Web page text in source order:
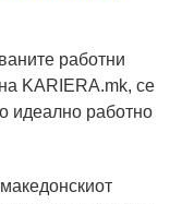
работни
KARIERA.mk, се
идеално работно